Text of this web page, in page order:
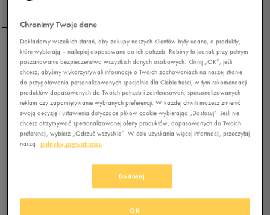
UMBRO CZAPKA UMBRO
MURLEIGH
5.0 (48)
39,99 -63% (cena początkowa)
23,99zł-38% (najniższa cena z 30 dni przed obniżką)
14,99złz Vat
Kolor:szary
Chronimy Twoje dane
Dokładamy wszelkich starań, aby zakupy naszych Klientów były udane, a produkty,
które wybierają – najlepiej dopasowane do ich potrzeb. Robimy to jednak przy pełnym
poszanowaniu bezpieczeństwa wszystkich danych osobowych. Kliknij „OK”, jeśli
chcesz, abyśmy wykorzystywali informacje o Twoich zachowaniach na naszej stronie
do przygotowania personalizowanych specjalnie dla Ciebie treści, w tym rekomendacji
produktów dopasowanych do Twoich potrzeb i zainteresowań, spersonalizowanych
reklam czy zapamiętywanie wybranych preferencji. W każdej chwili możesz zmienić
swoją decyzję i ustawienia dotyczące plików cookie wybierając „Dostosuj”. Jeśli nie
chcesz otrzymywać spersonalizowanej oferty produktów, dopasowanych do Twoich
preferencji, wybierz „Odrzuć wszystkie”. W celu uzyskania więcej informacji, przeczytaj
naszą
politykę prywatności.
Dostosuj
OK